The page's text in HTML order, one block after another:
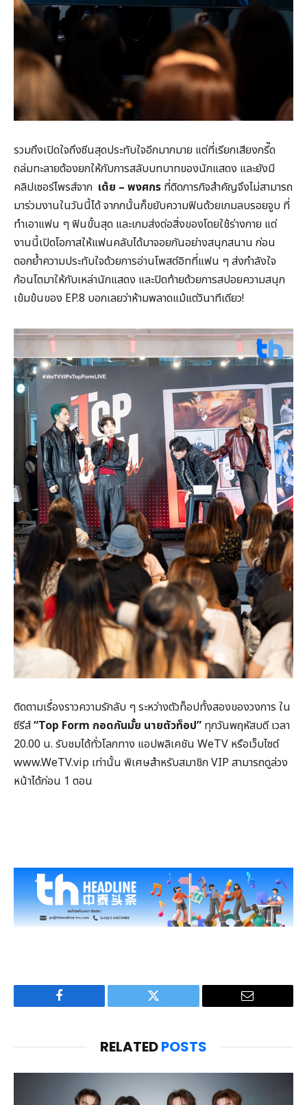
รวมถึงเปิดใจถึงซีนสุดประทับใจอีกมากมาย แต่ที่เรียกเสียงกรี๊ด
ถล่มทะลายต้องยกให้กับการสลับบทบาทของนักแสดง และยังมี
คลิปเซอร์ไพรส์จาก เต้ย – พงศกร ที่ติดภารกิจสำคัญจึงไม่สามารถ
มาร่วมงานในวันนี้ได้ จากกนั้นก็ขยับความฟินด้วยเกมลบรอยจูบ ที่
ทำเอาแฟน ๆ ฟินขั้นสุด และเกมส่งต่อสิ่งของโดยใช้ร่างกาย แต่
งานนี้เปิดโอกาสให้แฟนคลับได้มาจอยกันอย่างสนุกสนาน ก่อน
ตอกย้ำความประทับใจด้วยการอ่านโพสต์อิทที่แฟน ๆ ส่งกำลังใจ
ก้อนโตมาให้กับเหล่านักแสดง และปิดท้ายด้วยการสปอยความสนุก
เข้มข้นของ EP.8 บอกเลยว่าห้ามพลาดแม้แต่วินาทีเดียว!
ติดตามเรื่องราวความรักลับ ๆ ระหว่างตัวท็อปทั้งสองของวงการ ใน
ซีรีส์“Top Form กอดกันมั้ย นายตัวท็อป” ทุกวันพฤหัสบดี เวลา
20.00 น. รับชมได้ทั่วโลกทาง แอปพลิเคชัน WeTV หรือเว็บไซต์
www.WeTV.vip เท่านั้น พิเศษสำหรับสมาชิก VIP สามารถดูล่วง
หน้าได้ก่อน 1 ตอน
Facebook Twitter Email
RELATEDPOSTS